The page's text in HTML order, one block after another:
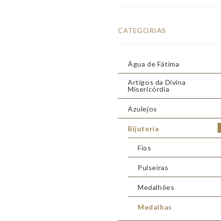
CATEGORIAS
Água de Fátima
Artigos da Divina
Misericórdia
Azulejos
Bijuteria
Fios
Pulseiras
Medalhões
Medalhas